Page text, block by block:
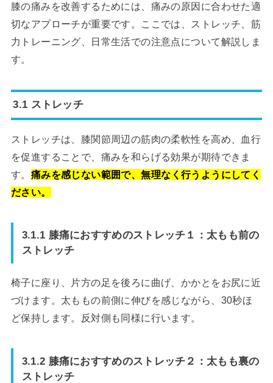
膝の痛みを改善するためには、痛みの原因に合わせた適
切なアプローチが重要です。ここでは、ストレッチ、筋
力トレーニング、日常生活での注意点について解説しま
す。
3.1 ストレッチ
ストレッチは、膝関節周辺の筋肉の柔軟性を高め、血行
を促進することで、痛みを和らげる効果が期待できま
す。 痛みを感じない範囲で、無理なく行うようにしてく
ださい。
3.1.1 膝痛におすすめのストレッチ１：太もも前の
ストレッチ
椅子に座り、片方の足を後ろに曲げ、かかとをお尻に近
づけます。太ももの前側に伸びを感じながら、30秒ほ
ど保持します。反対側も同様に行います。
3.1.2 膝痛におすすめのストレッチ２：太もも裏の
ストレッチ